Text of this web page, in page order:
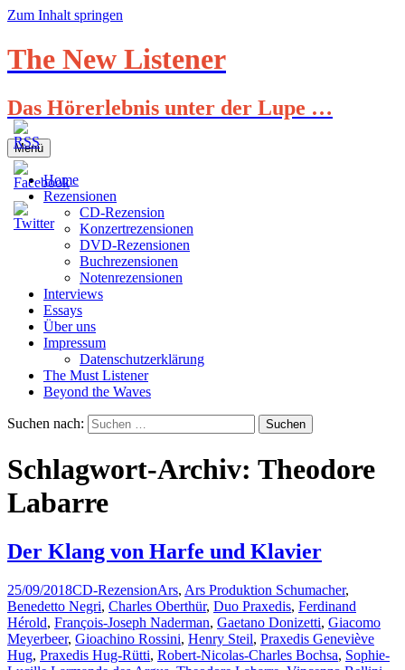
Zum Inhalt springen
The New Listener
Das Hörerlebnis unter der Lupe …
Menü
Home
Rezensionen
CD-Rezension
Konzertrezensionen
DVD-Rezensionen
Buchrezensionen
Notenrezensionen
Interviews
Essays
Über uns
Impressum
Datenschutzerklärung
The Must Listener
Beyond the Waves
Suchen nach:
Schlagwort-Archiv: Theodore
Labarre
Der Klang von Harfe und Klavier
25/09/2018CD-RezensionArs, Ars Produktion Schumacher,
Benedetto Negri, Charles Oberthür, Duo Praxedis, Ferdinand
Hérold, François-Joseph Naderman, Gaetano Donizetti, Giacomo
Meyerbeer, Gioachino Rossini, Henry Steil, Praxedis Geneviève
Hug, Praxedis Hug-Rütti, Robert-Nicolas-Charles Bochsa, Sophie-